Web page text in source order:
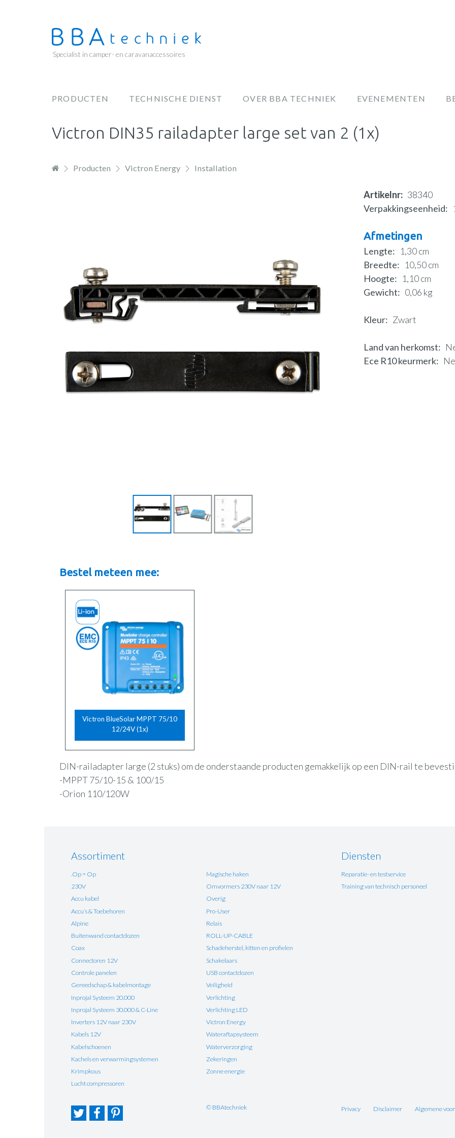
Specialist in camper- en caravanaccessoires
PRODUCTEN TECHNISCHE DIENST OVER BBA TECHNIEK EVENEMENTEN
Victron DIN35 railadapter large set van 2 (1x)
Producten Victron Energy Installation
Artikelnr
38340
Verpakkingseenheid
Afmetingen
Lengte
1,30 cm
Breedte
10,50 cm
Hoogte
1,10 cm
Gewicht
0,06 kg
Kleur Zwart
Land van herkomst
Ece R10 keurmerk
Bestel meteen mee:
Victron BlueSolar MPPT 75/10
12/24V (1x)
DIN-railadapter large (2 stuks) om de onderstaande producten gemakkelijk op een DIN-rail te
-MPPT 75/10-15 & 100/15
-Orion 110/120W
Assortiment
.Op = Op
230V
Accu kabel
Accu’s & Toebehoren
Alpine
Buitenwand contactdozen
Coax
Connectoren 12V
Controle panelen
Gereedschap & kabelmontage
Inprojal Systeem 20.000
Inprojal Systeem 30.000 & C-Line
Inverters 12V naar 230V
Kabels 12V
Kabelschoenen
Kachels en verwarmingsystemen
Krimpkous
Lucht compressoren
Magische haken
Omvormers 230V naar 12V
Overig
Pro-User
Relais
ROLL-UP-CABLE
Schadeherstel, kitten en profielen
Schakelaars
USB contactdozen
Veiligheid
Verlichting
Verlichting LED
Victron Energy
Wateraftapsysteem
Waterverzorging
Zekeringen
Zonne energie
Diensten
Reparatie- en testservice
Training van technisch personeel
© BBAtechniek Privacy Disclaimer Algemene